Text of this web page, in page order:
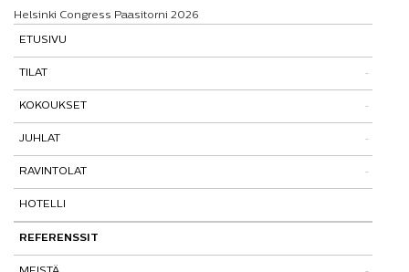
Helsinki Congress Paasitorni 2026
ETUSIVU
TILAT
Tutustu tiloihimme
Tilat ja tarinat
Paasitorni-testi
KOKOUKSET
Kokouspaketit
Lisäpalvelut
JUHLAT
Pikkujoulut
RAVINTOLAT
Paasiravintola
Muut ravintolat
HOTELLI
REFERENSSIT